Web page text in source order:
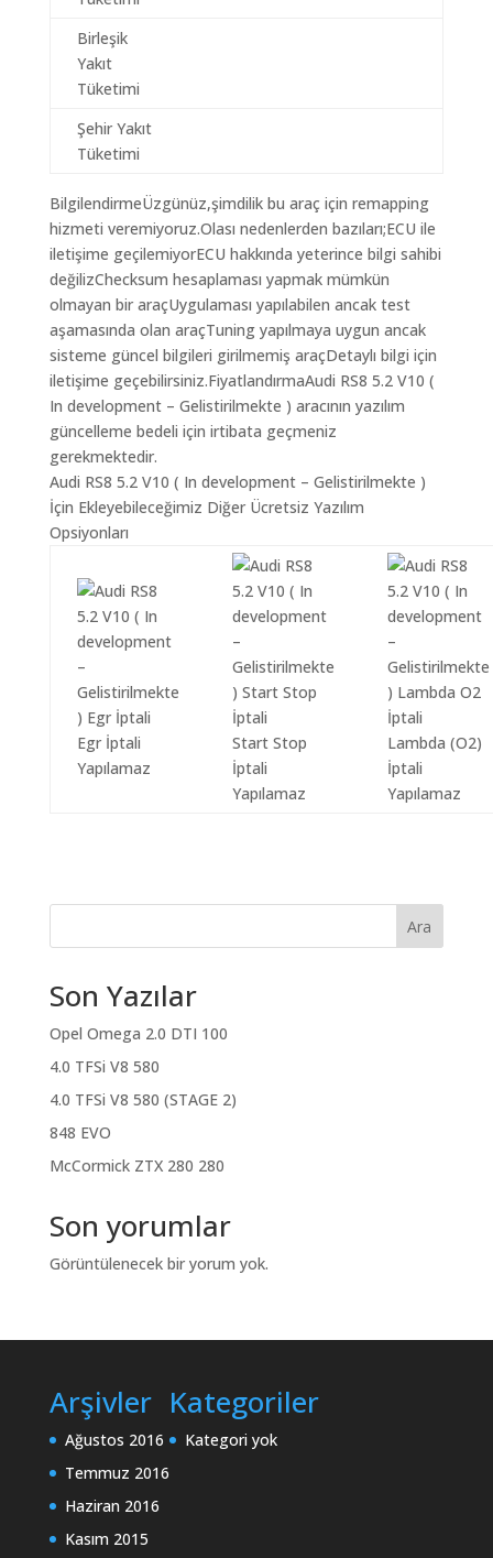
Birleşik
Yakıt
Tüketimi
Şehir Yakıt
Tüketimi
BilgilendirmeÜzgünüz,şimdilik bu araç için remapping
hizmeti veremiyoruz.Olası nedenlerden bazıları;ECU ile
iletişime geçilemiyorECU hakkında yeterince bilgi sahibi
değilizChecksum hesaplaması yapmak mümkün
olmayan bir araçUygulaması yapılabilen ancak test
aşamasında olan araçTuning yapılmaya uygun ancak
sisteme güncel bilgileri girilmemiş araçDetaylı bilgi için
iletişime geçebilirsiniz.FiyatlandırmaAudi RS8 5.2 V10 (
In development – Gelistirilmekte ) aracının yazılım
güncelleme bedeli için irtibata geçmeniz
gerekmektedir.
Audi RS8 5.2 V10 ( In development – Gelistirilmekte )
İçin Ekleyebileceğimiz Diğer Ücretsiz Yazılım
Opsiyonları
Egr İptali
Yapılamaz
Start Stop
İptali
Yapılamaz
Lambda (O2)
İptali
Yapılamaz
Ara
Son Yazılar
Opel Omega 2.0 DTI 100
4.0 TFSi V8 580
4.0 TFSi V8 580 (STAGE 2)
848 EVO
McCormick ZTX 280 280
Son yorumlar
Görüntülenecek bir yorum yok.
Arşivler
Ağustos 2016
Temmuz 2016
Haziran 2016
Kasım 2015
Kategoriler
Kategori yok